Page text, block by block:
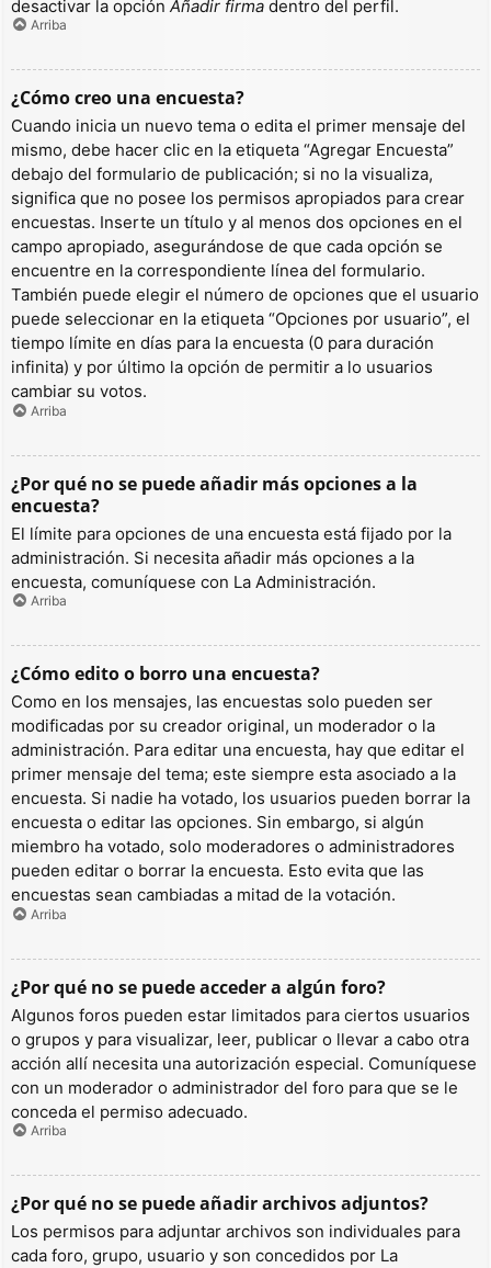
desactivar la opción Añadir firma dentro del perfil.
Arriba
¿Cómo creo una encuesta?
Cuando inicia un nuevo tema o edita el primer mensaje del
mismo, debe hacer clic en la etiqueta “Agregar Encuesta”
debajo del formulario de publicación; si no la visualiza,
significa que no posee los permisos apropiados para crear
encuestas. Inserte un título y al menos dos opciones en el
campo apropiado, asegurándose de que cada opción se
encuentre en la correspondiente línea del formulario.
También puede elegir el número de opciones que el usuario
puede seleccionar en la etiqueta “Opciones por usuario”, el
tiempo límite en días para la encuesta (0 para duración
infinita) y por último la opción de permitir a lo usuarios
cambiar su votos.
Arriba
¿Por qué no se puede añadir más opciones a la
encuesta?
El límite para opciones de una encuesta está fijado por la
administración. Si necesita añadir más opciones a la
encuesta, comuníquese con La Administración.
Arriba
¿Cómo edito o borro una encuesta?
Como en los mensajes, las encuestas solo pueden ser
modificadas por su creador original, un moderador o la
administración. Para editar una encuesta, hay que editar el
primer mensaje del tema; este siempre esta asociado a la
encuesta. Si nadie ha votado, los usuarios pueden borrar la
encuesta o editar las opciones. Sin embargo, si algún
miembro ha votado, solo moderadores o administradores
pueden editar o borrar la encuesta. Esto evita que las
encuestas sean cambiadas a mitad de la votación.
Arriba
¿Por qué no se puede acceder a algún foro?
Algunos foros pueden estar limitados para ciertos usuarios
o grupos y para visualizar, leer, publicar o llevar a cabo otra
acción allí necesita una autorización especial. Comuníquese
con un moderador o administrador del foro para que se le
conceda el permiso adecuado.
Arriba
¿Por qué no se puede añadir archivos adjuntos?
Los permisos para adjuntar archivos son individuales para
cada foro, grupo, usuario y son concedidos por La